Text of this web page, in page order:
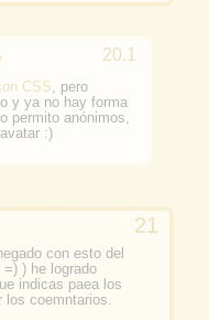
CSS , pero
y ya no hay forma
permito anónimos,
:)
con esto del
) he logrado
indicas paea los
coemntarios.